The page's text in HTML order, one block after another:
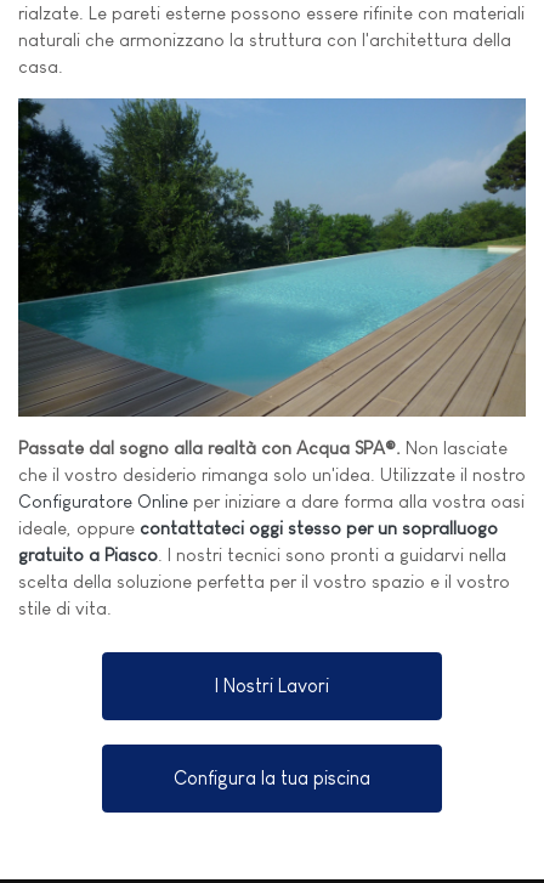
rialzate. Le pareti esterne possono essere rifinite con materiali
naturali che armonizzano la struttura con l'architettura della
casa.
Passate dal sogno alla realtà con Acqua SPA®. Non lasciate
che il vostro desiderio rimanga solo un'idea. Utilizzate il nostro
Configuratore Online per iniziare a dare forma alla vostra oasi
ideale, oppure contattateci oggi stesso per un sopralluogo
gratuito a Piasco . I nostri tecnici sono pronti a guidarvi nella
scelta della soluzione perfetta per il vostro spazio e il vostro
stile di vita.
I Nostri Lavori
Configura la tua piscina